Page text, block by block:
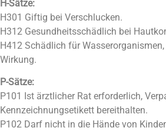
H-Sätze:
H301 Giftig bei Verschlucken.
H312 Gesundheitsschädlich bei
H412 Schädlich für
Wirkung.
P-Sätze:
P101 Ist ärztlicher Rat erforderlich,
Kennzeichnungsetikett bereithalten.
P102 Darf nicht in die Hände von